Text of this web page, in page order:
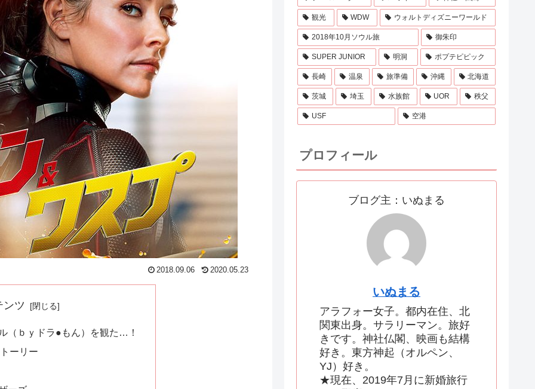
2018.09.06 2020.05.23
ンツ
（ｂｙドラ●もん）を観た…！
ーリー
観光 WDW ウォルトディズニーワールド
2018年10月ソウル旅 御朱印
SUPER JUNIOR 明洞 ポプテピピック
長崎 温泉 旅準備 沖縄 北海道
茨城 埼玉 水族館 UOR 秩父
USF 空港
プロフィール
ブログ主：いぬまる
いぬまる
アラフォー女子。都内在住、北
関東出身。サラリーマン。旅好
きです。神社仏閣、映画も結構
好き。東方神起（オルペン、
YJ）好き。
★現在、2019年7月に新婚旅行